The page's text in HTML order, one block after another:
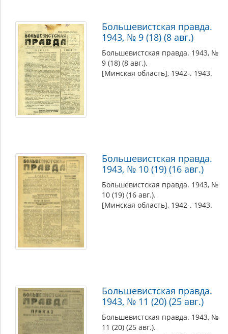
Большевистская правда.
1943, № 9 (18) (8 авг.)
Большевистская правда. 1943, №
9 (18) (8 авг.).
[Минская область], 1942-. 1943.
Большевистская правда.
1943, № 10 (19) (16 авг.)
Большевистская правда. 1943, №
10 (19) (16 авг.).
[Минская область], 1942-. 1943.
Большевистская правда.
1943, № 11 (20) (25 авг.)
Большевистская правда. 1943, №
11 (20) (25 авг.).